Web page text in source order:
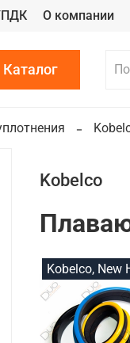
О компании
Каталог
Kobelco
Kobelco, New